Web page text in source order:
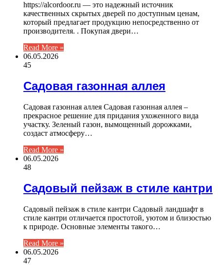
https://alcordoor.ru — это надежный источник
качественных скрытых дверей по доступным ценам,
который предлагает продукцию непосредственно от
производителя. . Покупая двери…
Read More »
06.05.2026
45
Садовая газонная аллея
Садовая газонная аллея Садовая газонная аллея –
прекрасное решение для придания ухоженного вида
участку. Зеленый газон, вымощенный дорожками,
создаст атмосферу…
Read More »
06.05.2026
48
Садовый пейзаж в стиле кантри
Садовый пейзаж в стиле кантри Садовый ландшафт в
стиле кантри отличается простотой, уютом и близостью
к природе. Основные элементы такого…
Read More »
06.05.2026
47